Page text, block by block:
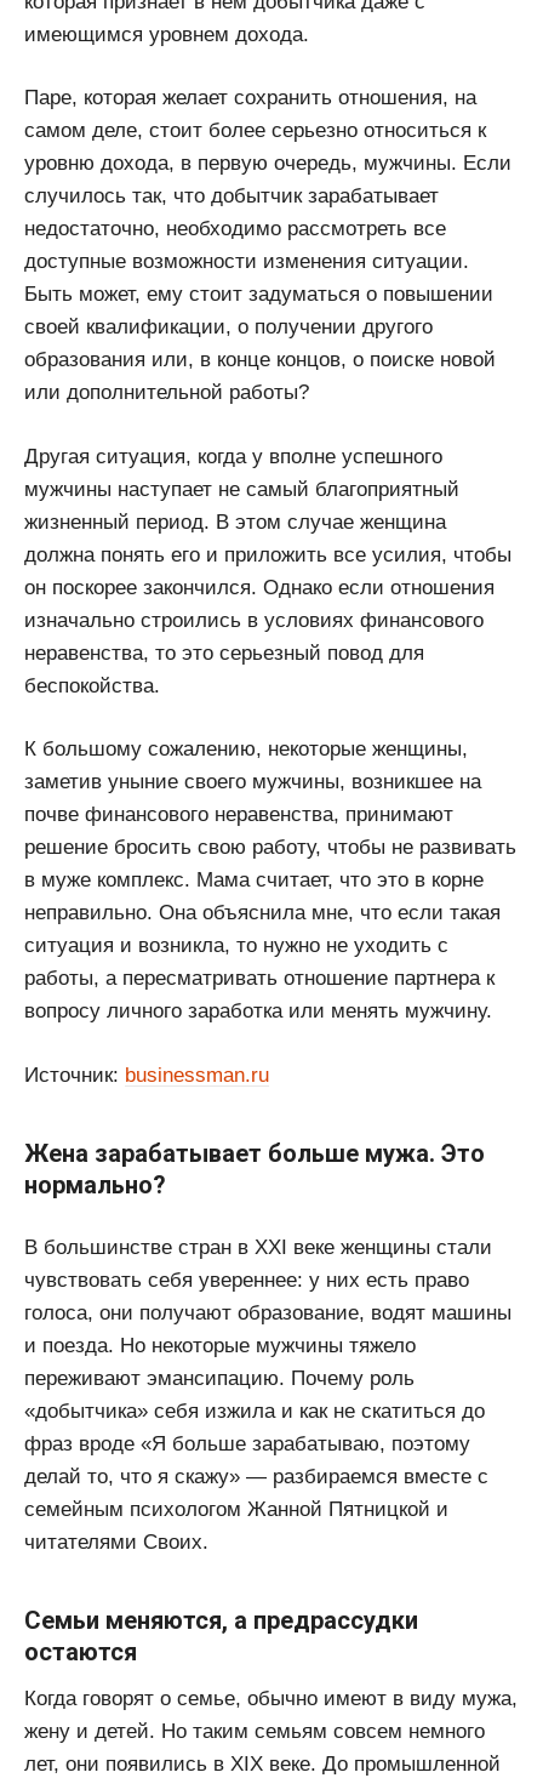
имеющимся уровнем дохода.
Паре, которая желает сохранить отношения, на
самом деле, стоит более серьезно относиться к
уровню дохода, в первую очередь, мужчины. Если
случилось так, что добытчик зарабатывает
недостаточно, необходимо рассмотреть все
доступные возможности изменения ситуации.
Быть может, ему стоит задуматься о повышении
своей квалификации, о получении другого
образования или, в конце концов, о поиске новой
или дополнительной работы?
Другая ситуация, когда у вполне успешного
мужчины наступает не самый благоприятный
жизненный период. В этом случае женщина
должна понять его и приложить все усилия, чтобы
он поскорее закончился. Однако если отношения
изначально строились в условиях финансового
неравенства, то это серьезный повод для
беспокойства.
К большому сожалению, некоторые женщины,
заметив уныние своего мужчины, возникшее на
почве финансового неравенства, принимают
решение бросить свою работу, чтобы не развивать
в муже комплекс. Мама считает, что это в корне
неправильно. Она объяснила мне, что если такая
ситуация и возникла, то нужно не уходить с
работы, а пересматривать отношение партнера к
вопросу личного заработка или менять мужчину.
Источник: businessman.ru
Жена зарабатывает больше мужа. Это
нормально?
В большинстве стран в XXI веке женщины стали
чувствовать себя увереннее: у них есть право
голоса, они получают образование, водят машины
и поезда. Но некоторые мужчины тяжело
переживают эмансипацию. Почему роль
«добытчика» себя изжила и как не скатиться до
фраз вроде «Я больше зарабатываю, поэтому
делай то, что я скажу» — разбираемся вместе с
семейным психологом Жанной Пятницкой и
читателями Своих.
Семьи меняются, а предрассудки
остаются
Когда говорят о семье, обычно имеют в виду мужа,
жену и детей. Но таким семьям совсем немного
лет, они появились в XIX веке. До промышленной